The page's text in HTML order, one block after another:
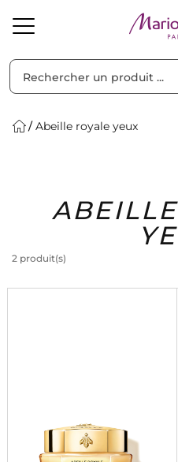
Solaire Homme
Abeille royale yeux
2 produit(s)